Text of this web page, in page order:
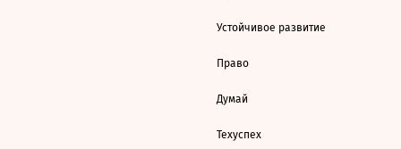
Устойчивое развитие
Право
Думай
Техуспех